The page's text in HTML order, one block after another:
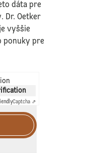
dáta pre
Dr. Oetker
vyššie
ponuky pre
Captcha ⇗